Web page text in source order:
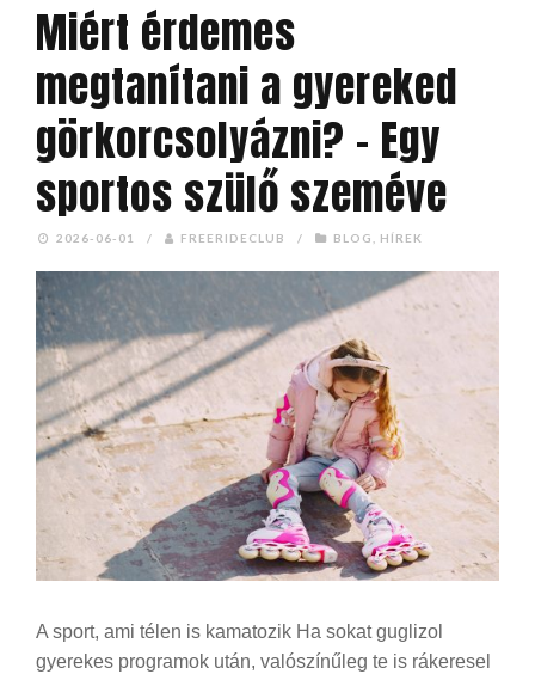
Miért érdemes
megtanítani a gyereked
görkorcsolyázni? – Egy
sportos szülő szeméve
2026-06-01 / FREERIDECLUB / BLOG HÍREK
A sport, ami télen is kamatozik Ha sokat guglizol
gyerekes programok után, valószínűleg te is rákeresel